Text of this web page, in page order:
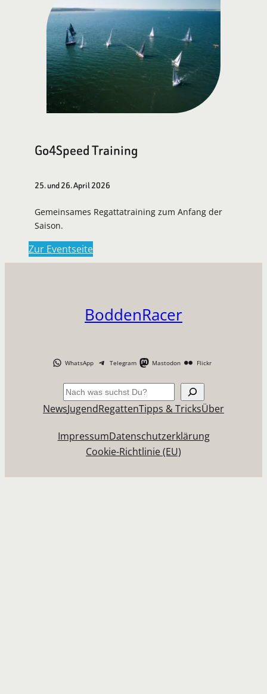
Go4Speed Training
25. und 26. April 2026
Gemeinsames Regattatraining zum Anfang der
Saison.
Zur Eventseite
BoddenRacer
WhatsApp Telegram Mastodon Flickr
Suchen
NewsJugendRegattenTipps & TricksÜber
ImpressumDatenschutzerklärung
Cookie-Richtlinie (EU)